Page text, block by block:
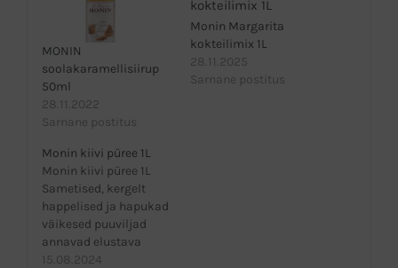
MONIN
soolakaramellisiirup
50ml
28.11.2022
Sarnane postitus
Monin Margarita
kokteilimix 1L
28.11.2025
Sarnane postitus
Monin kiivi püree 1L
Monin kiivi püree 1L
Sametised, kergelt
happelised ja hapukad
väikesed puuviljad
annavad elustava
mõju, mis muudab
15.08.2024